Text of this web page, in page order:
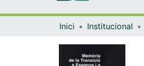
Inici Institucional